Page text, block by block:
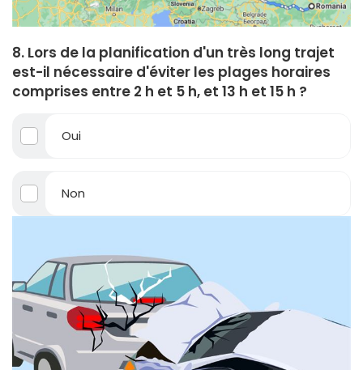
8. Lors de la planification d'un très long trajet
est-il nécessaire d'éviter les plages horaires
comprises entre 2 h et 5 h, et 13 h et 15 h ?
Oui
Non